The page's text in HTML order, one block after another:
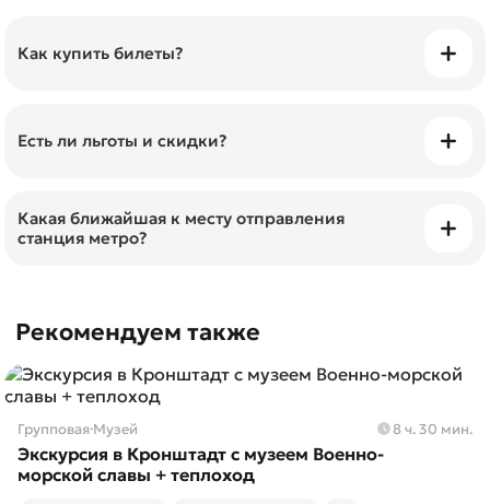
Как купить билеты?
показать их с телефона.
Есть ли льготы и скидки?
студентам, детям, многодетным семьям,
инвалидам, участникам боевых действий.
документы при посадке.
Какая ближайшая к месту отправления
станция метро?
Рекомендуем также
Групповая·Музей 8 ч. 30 мин.
Экскурсия в Кронштадт с музеем Военно-
морской славы + теплоход